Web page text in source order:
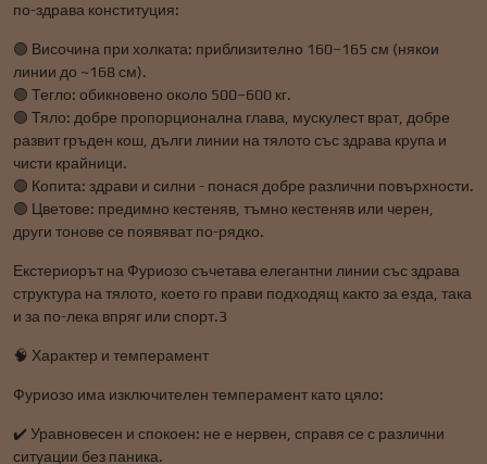
по-здрава конституция:
🟢 Височина при холката: приблизително 160–165 см (някои
линии до ~168 см).
🟢 Тегло: обикновено около 500–600 кг.
🟢 Тяло: добре пропорционална глава, мускулест врат, добре
развит гръден кош, дълги линии на тялото със здрава крупа и
чисти крайници.
🟢 Копита: здрави и силни - понася добре различни повърхности.
🟢 Цветове: предимно кестеняв, тъмно кестеняв или черен,
други тонове се появяват по-рядко.
Екстериорът на Фуриозо съчетава елегантни линии със здрава
структура на тялото, което го прави подходящ както за езда, така
и за по-лека впряг или спорт.3
🧠 Характер и темперамент
Фуриозо има изключителен темперамент като цяло:
✔️ Уравновесен и спокоен: не е нервен, справя се с различни
ситуации без паника.